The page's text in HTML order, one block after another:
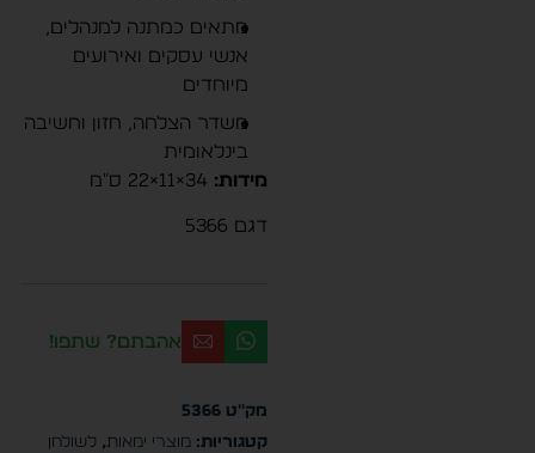
מתאים כמתנה למנהלים,
אנשי עסקים ואירועים
מיוחדים
משדר הצלחה, חזון וחשיבה
בינלאומית
מידות:
דגם 5366
אהבתם? שתפו!
מק"ט 5366
קטגוריות: מוצרי ימאות, לשולחן